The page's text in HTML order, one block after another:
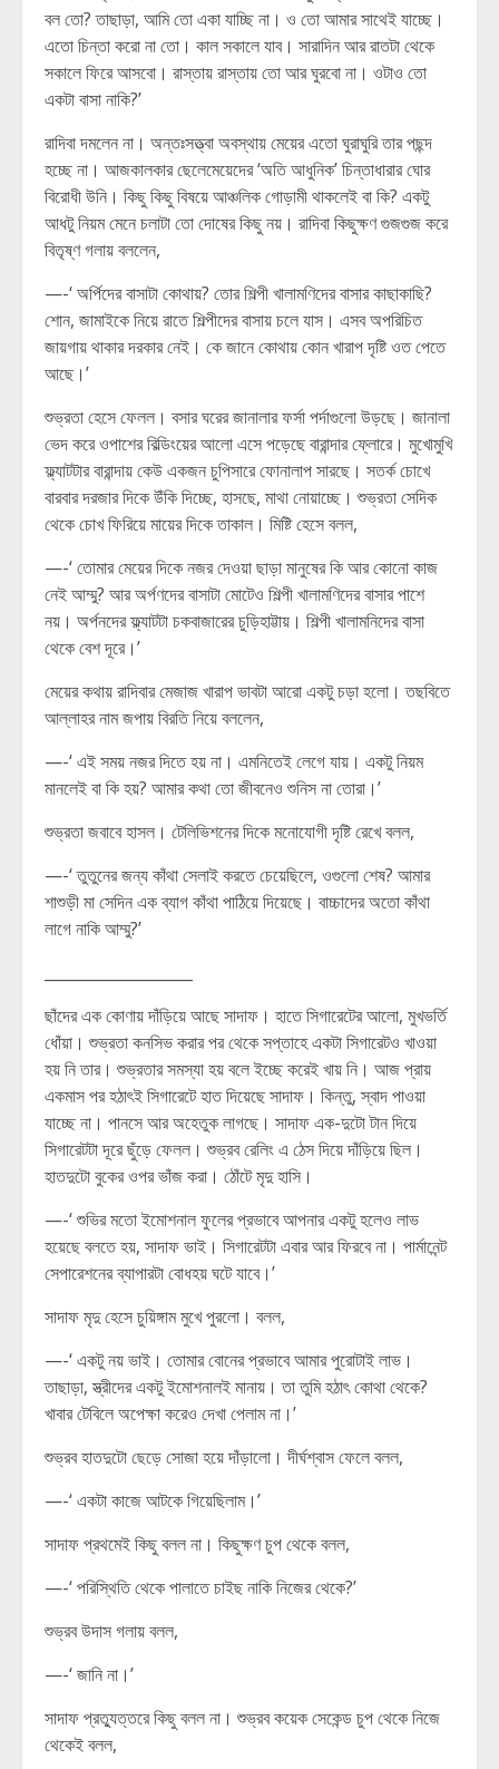
বল তো? তাছাড়া, আমি তো একা যাচ্ছি না। ও তো আমার সাথেই যাচ্ছে।
এতো চিন্তা করো না তো। কাল সকালে যাব। সারাদিন আর রাতটা থেকে
সকালে ফিরে আসবো। রাস্তায় রাস্তায় তো আর ঘুরবো না। ওটাও তো
একটা বাসা নাকি?’
রাদিবা দমলেন না। অন্তঃসত্ত্বা অবস্থায় মেয়ের এতো ঘুরাঘুরি তার পছন্দ
হচ্ছে না। আজকালকার ছেলেমেয়েদের ‘অতি আধুনিক’ চিন্তাধারার ঘোর
বিরোধী উনি। কিছু কিছু বিষয়ে আঞ্চলিক গোড়ামী থাকলেই বা কি? একটু
আধটু নিয়ম মেনে চলাটা তো দোষের কিছু নয়। রাদিবা কিছুক্ষণ গুজগুজ করে
বিতৃষ্ণ গলায় বললেন,
—-‘ অর্পিদের বাসাটা কোথায়? তোর শিল্পী খালামণিদের বাসার কাছাকাছি?
শোন, জামাইকে নিয়ে রাতে শিল্পীদের বাসায় চলে যাস। এসব অপরিচিত
জায়গায় থাকার দরকার নেই। কে জানে কোথায় কোন খারাপ দৃষ্টি ওত পেতে
আছে।’
শুভ্রতা হেসে ফেলল। বসার ঘরের জানালার ফর্সা পর্দাগুলো উড়ছে। জানালা
ভেদ করে ওপাশের বিল্ডিংয়ের আলো এসে পড়েছে বারান্দার ফ্লোরে। মুখোমুখি
ফ্ল্যাটটার বারান্দায় কেউ একজন চুপিসারে ফোনালাপ সারছে। সতর্ক চোখে
বারবার দরজার দিকে উঁকি দিচ্ছে, হাসছে, মাথা নোয়াচ্ছে। শুভ্রতা সেদিক
থেকে চোখ ফিরিয়ে মায়ের দিকে তাকাল। মিষ্টি হেসে বলল,
—-‘ তোমার মেয়ের দিকে নজর দেওয়া ছাড়া মানুষের কি আর কোনো কাজ
নেই আম্মু? আর অর্পণদের বাসাটা মোটেও শিল্পী খালামণিদের বাসার পাশে
নয়। অর্পনদের ফ্ল্যাটটা চকবাজারের চুড়িহাট্টায়। শিল্পী খালামনিদের বাসা
থেকে বেশ দূরে।’
মেয়ের কথায় রাদিবার মেজাজ খারাপ ভাবটা আরো একটু চড়া হলো। তছবিতে
আল্লাহর নাম জপায় বিরতি নিয়ে বললেন,
—-‘ এই সময় নজর দিতে হয় না। এমনিতেই লেগে যায়। একটু নিয়ম
মানলেই বা কি হয়? আমার কথা তো জীবনেও শুনিস না তোরা।’
শুভ্রতা জবাবে হাসল। টেলিভিশনের দিকে মনোযোগী দৃষ্টি রেখে বলল,
—-‘ তুতুনের জন্য কাঁথা সেলাই করতে চেয়েছিলে, ওগুলো শেষ? আমার
শাশুড়ী মা সেদিন এক ব্যাগ কাঁথা পাঠিয়ে দিয়েছে। বাচ্চাদের অতো কাঁথা
লাগে নাকি আম্মু?’
ছাঁদের এক কোণায় দাঁড়িয়ে আছে সাদাফ। হাতে সিগারেটের আলো, মুখভর্তি
ধোঁয়া। শুভ্রতা কনসিভ করার পর থেকে সপ্তাহে একটা সিগারেটও খাওয়া
হয় নি তার। শুভ্রতার সমস্যা হয় বলে ইচ্ছে করেই খায় নি। আজ প্রায়
একমাস পর হঠাৎই সিগারেটে হাত দিয়েছে সাদাফ। কিন্তু, স্বাদ পাওয়া
যাচ্ছে না। পানসে আর অহেতুক লাগছে। সাদাফ এক-দুটো টান দিয়ে
সিগারেটটা দূরে ছুঁড়ে ফেলল। শুভ্রব রেলিং এ ঠেস দিয়ে দাঁড়িয়ে ছিল।
হাতদুটো বুকের ওপর ভাঁজ করা। ঠোঁটে মৃদু হাসি।
—-‘ শুভির মতো ইমোশনাল ফুলের প্রভাবে আপনার একটু হলেও লাভ
হয়েছে বলতে হয়, সাদাফ ভাই। সিগারেটটা এবার আর ফিরবে না। পার্মানেন্ট
সেপারেশনের ব্যাপারটা বোধহয় ঘটে যাবে।’
সাদাফ মৃদু হেসে চুয়িঙ্গাম মুখে পুরলো। বলল,
—-‘ একটু নয় ভাই। তোমার বোনের প্রভাবে আমার পুরোটাই লাভ।
তাছাড়া, স্ত্রীদের একটু ইমোশনালই মানায়। তা তুমি হঠাৎ কোথা থেকে?
খাবার টেবিলে অপেক্ষা করেও দেখা পেলাম না।’
শুভ্রব হাতদুটো ছেড়ে সোজা হয়ে দাঁড়ালো। দীর্ঘশ্বাস ফেলে বলল,
—-‘ একটা কাজে আটকে গিয়েছিলাম।’
সাদাফ প্রথমেই কিছু বলল না। কিছুক্ষণ চুপ থেকে বলল,
—-‘ পরিস্থিতি থেকে পালাতে চাইছ নাকি নিজের থেকে?’
শুভ্রব উদাস গলায় বলল,
—-‘ জানি না।’
সাদাফ প্রত্যুত্তরে কিছু বলল না। শুভ্রব কয়েক সেকেন্ড চুপ থেকে নিজে
থেকেই বলল,